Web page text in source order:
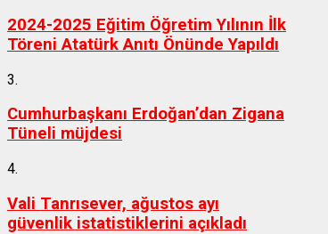
2024-2025 Eğitim Öğretim Yılının İlk
Töreni Atatürk Anıtı Önünde Yapıldı
3.
Cumhurbaşkanı Erdoğan’dan Zigana
Tüneli müjdesi
4.
Vali Tanrısever, ağustos ayı
güvenlik istatistiklerini açıkladı